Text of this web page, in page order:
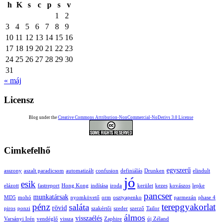
h K s c p s
v
1
2
3
4 5 6 7 8
9
10 11 12 13 14 15 16
17 18 19 20 21 22 23
24 25 26 27 28 29 30
31
« máj
Licensz
Blog under the Creative Commons Attribution-NonCommercial-NoDerivs 3.0 License
Cimkefelhő
asszony aszalt paradicsom automatizált confusion definiálás Drunken egyszerű elindult
elázott esik fastreport Hong Kong indítása iroda jó kerület kezes kovászos lepke
MD5 mohó munkatársak nyomkövető orm osztyapenko pancser parmezán phase 4
piros ponzi pénz rövid saláta szakértői szeder szerző Tailor terepgyakorlat
Varsányi Irén vendéglő vissza visszaélés Zaphire álmos új Zéland